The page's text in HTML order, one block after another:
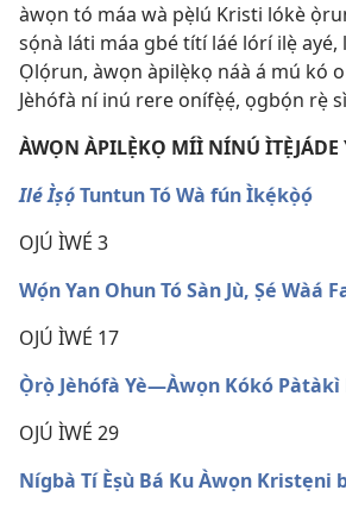
àwọn tó máa wà pẹ̀lú Kristi lókè
sọ́nà láti máa gbé títí láé lórí ilẹ̀ ayé,
Ọlọ́run, àwọn àpilẹ̀kọ náà á mú kó
Jèhófà ní inú rere onífẹ̀ẹ́, ọgbọ́n rẹ̀
ÀWỌN ÀPILẸ̀KỌ MÍÌ NÍNÚ ÌTẸ̀JÁDE
Ilé Ìṣọ́Tuntun Tó Wà fún Ìkẹ́kọ̀ọ́
OJÚ ÌWÉ 3
Wọ́n Yan Ohun Tó Sàn Jù, Ṣé Wàá
OJÚ ÌWÉ 17
Ọ̀rọ̀ Jèhófà Yè​—⁠Àwọn Kókó
OJÚ ÌWÉ 29
Nígbà Tí Èṣù Bá Ku Àwọn Kristẹni